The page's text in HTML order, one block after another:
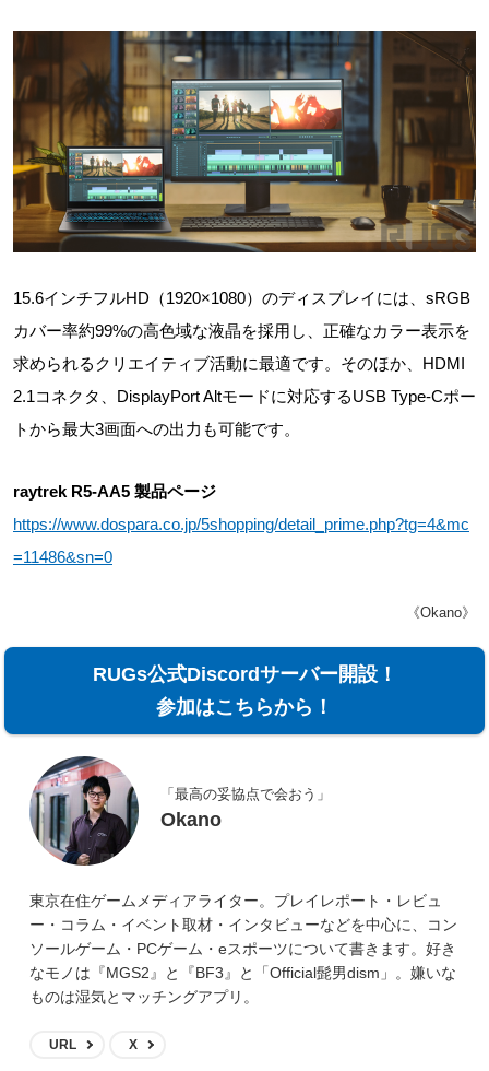
15.6インチフルHD（1920×1080）のディスプレイには、sRGB
カバー率約99%の高色域な液晶を採用し、正確なカラー表示を
求められるクリエイティブ活動に最適です。そのほか、HDMI
2.1コネクタ、DisplayPort Altモードに対応するUSB Type-Cポー
トから最大3画面への出力も可能です。
raytrek R5-AA5 製品ページ
https://www.dospara.co.jp/5shopping/detail_prime.php?tg=4&mc
=11486&sn=0
《Okano》
RUGs公式Discordサーバー開設！
参加はこちらから！
「最高の妥協点で会おう」
Okano
東京在住ゲームメディアライター。プレイレポート・レビュ
ー・コラム・イベント取材・インタビューなどを中心に、コン
ソールゲーム・PCゲーム・eスポーツについて書きます。好き
なモノは『MGS2』と『BF3』と「Official髭男dism」。嫌いな
ものは湿気とマッチングアプリ。
URL X